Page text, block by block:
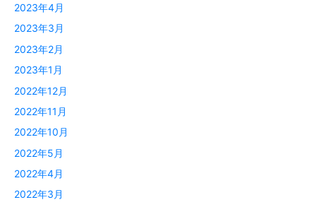
2023年4月
2023年3月
2023年2月
2023年1月
2022年12月
2022年11月
2022年10月
2022年5月
2022年4月
2022年3月